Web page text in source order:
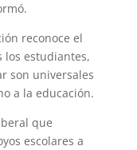
reconoce el
los estudiantes,
son universales
a la educación.
que
escolares a